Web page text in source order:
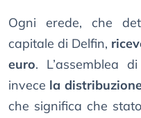
Ogni erede, che
capitale di Delfin,
euro. L’assemblea
invece la
che significa che